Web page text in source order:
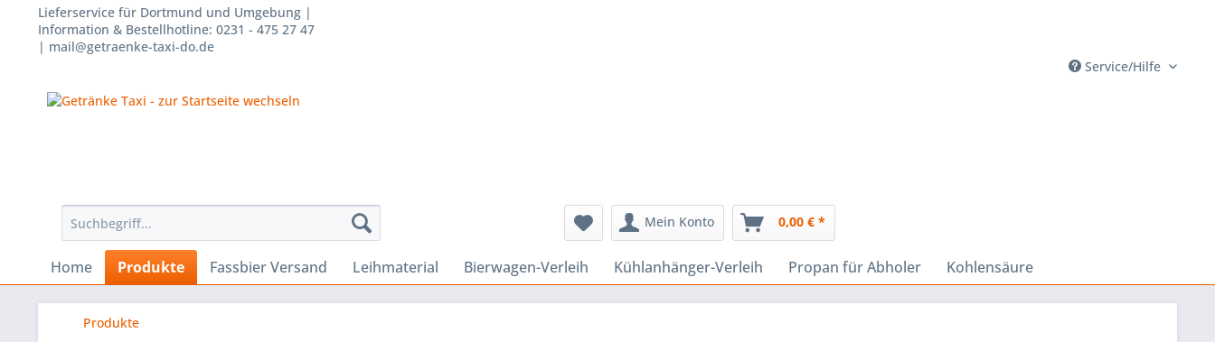
Lieferservice für Dortmund und Umgebung |
Information & Bestellhotline: 0231 - 475 27 47
| mail@getraenke-taxi-do.de
Service/Hilfe
Mein Konto 0,00 € *
Home Produkte Fassbier Versand Leihmaterial Bierwagen-Verleih Kühlanhänger-Verleih Propan für Abholer Kohlensäure
Produkte